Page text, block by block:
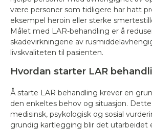
være personer som tidligere har hatt
eksempel heroin eller sterke
Målet med LAR-behandling er å
skadevirkningene av
livskvaliteten til pasienten.
Hvordan starter LAR
Å starte LAR behandling krever en
den enkeltes behov og situasjon.
medisinsk, psykologisk og sosial
grundig kartlegging blir det utarbeidet